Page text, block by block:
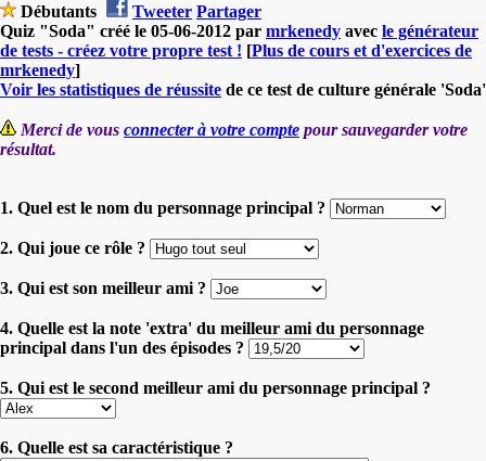
Débutants Tweeter Partager
Quiz "Soda" créé le 05-06-2012 par mrkenedy avec le générateur
de tests - créez votre propre test ! [Plus de cours et d'exercices de
mrkenedy]
Voir les statistiques de réussite de ce test de culture générale 'Soda'
Merci de vous connecter à votre compte pour sauvegarder votre
résultat.
1. Quel est le nom du personnage principal ?
2. Qui joue ce rôle ?
3. Qui est son meilleur ami ?
4. Quelle est la note 'extra' du meilleur ami du personnage
principal dans l'un des épisodes ?
5. Qui est le second meilleur ami du personnage principal ?
6. Quelle est sa caractéristique ?